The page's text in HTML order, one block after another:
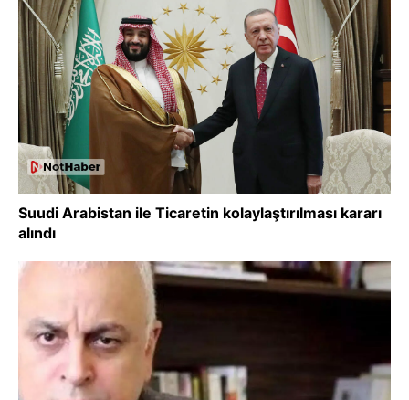
Suudi Arabistan ile Ticaretin kolaylaştırılması kararı
alındı